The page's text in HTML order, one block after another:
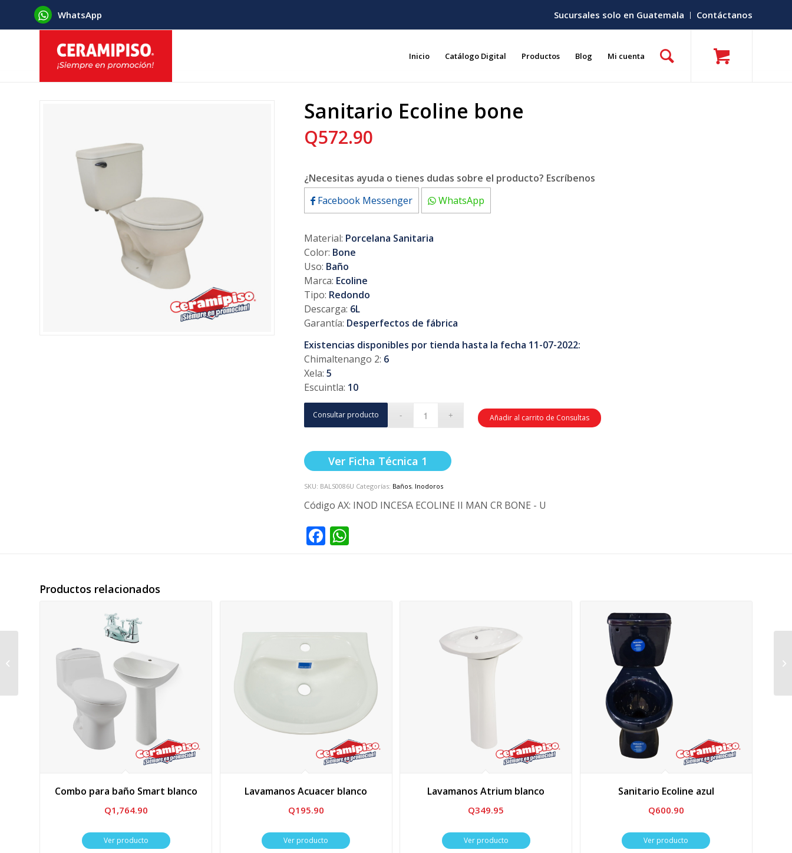
Sucursales solo en Guatemala Contáctanos
WhatsApp
Inicio Catálogo Digital Productos Blog Mi cuenta
Sanitario Ecoline bone
Q572.90
¿Necesitas ayuda o tienes dudas sobre el producto? Escríbenos
Facebook Messenger
WhatsApp
Material: Porcelana Sanitaria
Color: Bone
Uso: Baño
Marca: Ecoline
Tipo: Redondo
Descarga: 6L
Garantía: Desperfectos de fábrica
Existencias disponibles por tienda hasta la fecha 11-07-2022:
Chimaltenango 2: 6
Xela:5
Escuintla: 10
Consultar producto Añadir al carrito de Consultas
Ver Ficha Técnica 1
SKU: BALS0086U Categorías: Baños, Inodoros
Código AX: INOD INCESA ECOLINE II MAN CR BONE - U
Facebook
Productos relacionados
Combo para baño Smart blanco
Q1,764.90
Ver producto
Lavamanos Acuacer blanco
Q195.90
Ver producto
Lavamanos Atrium blanco
Q349.95
Ver producto
Sanitario Ecoline azul
Q600.90
Ver producto
Sanitario Ecoline